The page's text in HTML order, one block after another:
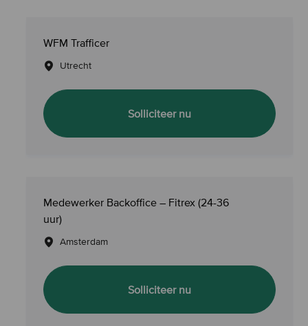
WFM Trafficer
Utrecht
Solliciteer nuWFM Trafficer
Medewerker Backoffice – Fitrex (24-36
uur)
Amsterdam
Solliciteer nuMedewerker Backoffice